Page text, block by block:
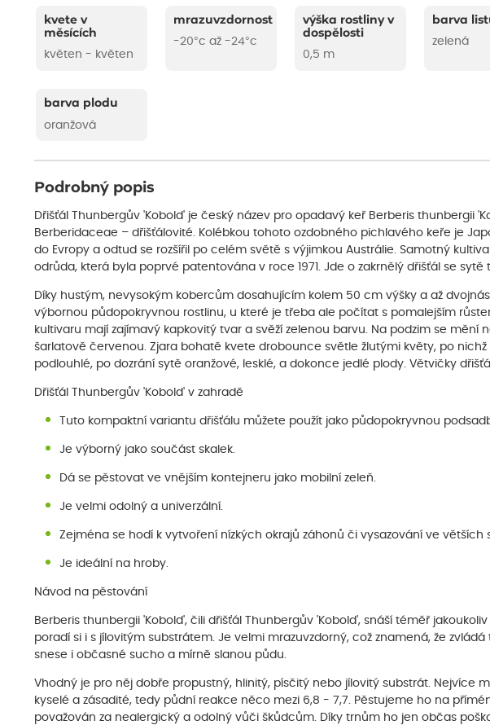
kvete v
měsících
květen - květen
mrazuvzdornost
-20°c až -24°c
výška rostliny v
dospělosti
0,5 m
barva
zelená
barva plodu
oranžová
Podrobný popis
Dřišťál Thunbergův 'Kobold' je český název pro opadavý keř Berberis thunbergii
Berberidaceae – dřišťálovité. Kolébkou tohoto ozdobného pichlavého keře je
do Evropy a odtud se rozšířil po celém světě s výjimkou Austrálie. Samotný
odrůda, která byla poprvé patentována v roce 1971. Jde o zakrnělý dřišťál se sytě
Díky hustým, nevysokým kobercům dosahujícím kolem 50 cm výšky a až
výbornou půdopokryvnou rostlinu, u které je třeba ale počítat s pomalejším
kultivaru mají zajímavý kapkovitý tvar a svěží zelenou barvu. Na podzim se mění
šarlatově červenou. Zjara bohatě kvete drobounce světle žlutými květy, po
podlouhlé, po dozrání sytě oranžové, lesklé, a dokonce jedlé plody. Větvičky
Dřišťál Thunbergův 'Kobold' v zahradě
Tuto kompaktní variantu dřišťálu můžete použít jako půdopokryvnou
Je výborný jako součást skalek.
Dá se pěstovat ve vnějším kontejneru jako mobilní zeleň.
Je velmi odolný a univerzální.
Zejména se hodí k vytvoření nízkých okrajů záhonů či vysazování ve větších
Je ideální na hroby.
Návod na pěstování
Berberis thunbergii 'Kobold', čili dřišťál Thunbergův 'Kobold', snáší téměř
poradí si i s jílovitým substrátem. Je velmi mrazuvzdorný, což znamená, že
snese i občasné sucho a mírně slanou půdu.
Vhodný je pro něj dobře propustný, hlinitý, písčitý nebo jílovitý substrát. Nejvíce
kyselé a zásadité, tedy půdní reakce něco mezi 6,8 - 7,7. Pěstujeme ho na
považován za nealergický a odolný vůči škůdcům. Díky trnům ho jen občas